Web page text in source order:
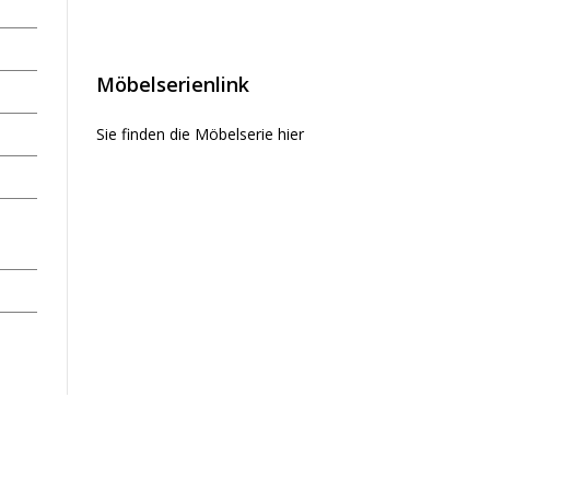
Möbelserienlink
Sie finden die Möbelserie hier